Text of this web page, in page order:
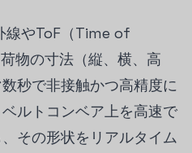
線やToF（Time of
物の寸法（縦、横、高
秒で非接触かつ高精度に
ルトコンベア上を高速で
その形状をリアルタイム